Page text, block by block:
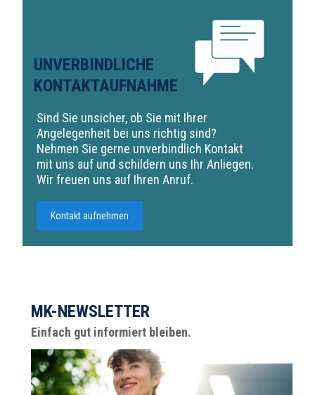
UNVERBINDLICHE
KONTAKTAUFNAHME
Sind Sie unsicher, ob Sie mit Ihrer
Angelegenheit bei uns richtig sind?
Nehmen Sie gerne unverbindlich Kontakt
mit uns auf und schildern uns Ihr Anliegen.
Wir freuen uns auf Ihren Anruf.
Kontakt aufnehmen
MK-NEWSLETTER
Einfach gut informiert bleiben.